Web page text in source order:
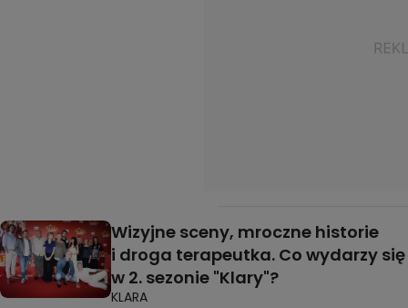
Wizyjne sceny, mroczne historie
i droga terapeutka. Co wydarzy się
w 2. sezonie "Klary"?
KLARA